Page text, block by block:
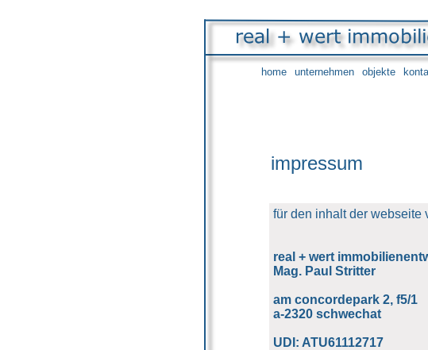
home unternehmen objekte
für den inhalt der webseite
real + wert
Mag. Paul Stritter
am concordepark 2, f5/1
a-2320 schwechat
UDI: ATU61112717
impressum